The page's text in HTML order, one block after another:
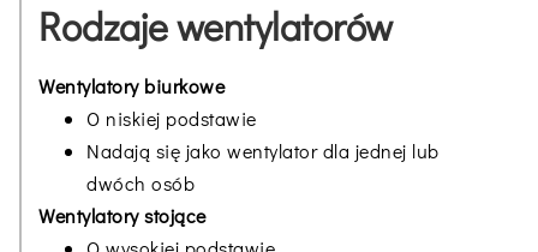
Rodzaje wentylatorów
Wentylatory biurkowe
O niskiej podstawie
Nadają się jako wentylator dla jednej lub
dwóch osób
Wentylatory stojące